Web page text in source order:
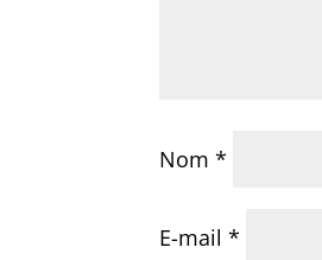
Nom*
E-mail*